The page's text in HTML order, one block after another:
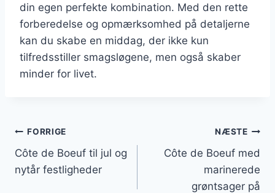
din egen perfekte kombination. Med den rette
forberedelse og opmærksomhed på detaljerne
kan du skabe en middag, der ikke kun
tilfredsstiller smagsløgene, men også skaber
minder for livet.
Indlægsnavigation
FORRIGE
Côte de Boeuf til jul og
nytår festligheder
NÆSTE
Côte de Boeuf med
marinerede
grøntsager på